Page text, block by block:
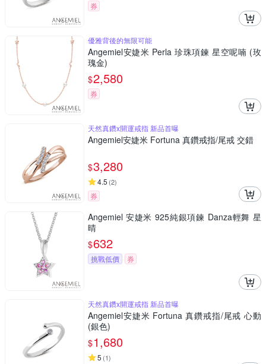
券
優雅背後的無限可能
Angemiel安婕米 Perla 珍珠項鍊 星空呢喃 (玫
瑰金)
$2,580
券
天然真鑽x開運戒指 新品首曝
Angemiel安婕米 Fortuna 真鑽戒指/尾戒 交錯
$3,280
4.5 (2)
券
Angemiel 安婕米 925純銀項鍊 Danza輕舞 星
晴
$632
挑戰低價 券
天然真鑽x開運戒指 新品首曝
Angemiel安婕米 Fortuna 真鑽戒指/尾戒 心動
(銀色)
$1,680
5 (1)